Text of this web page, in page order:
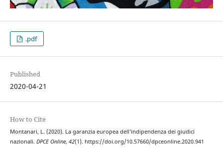
.pdf
Published
2020-04-21
How to Cite
Montanari, L. (2020). La garanzia europea dell’indipendenza dei giudici
nazionali. DPCE Online, 42(1). https://doi.org/10.57660/dpceonline.2020.941